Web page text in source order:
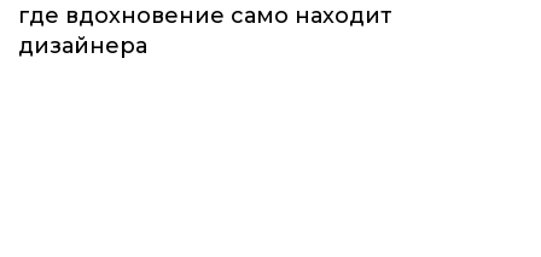
где вдохновение само находит
дизайнера